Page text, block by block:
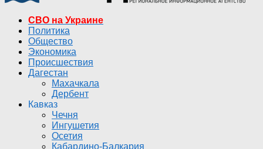
СВО на Украине
Политика
Общество
Экономика
Происшествия
Дагестан
Махачкала
Дербент
Кавказ
Чечня
Ингушетия
Осетия
Кабардино-Балкария